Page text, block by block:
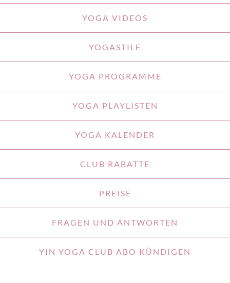
YOGA VIDEOS
YOGASTILE
YOGA PROGRAMME
YOGA PLAYLISTEN
YOGA KALENDER
CLUB RABATTE
PREISE
FRAGEN UND ANTWORTEN
YIN YOGA CLUB ABO KÜNDIGEN